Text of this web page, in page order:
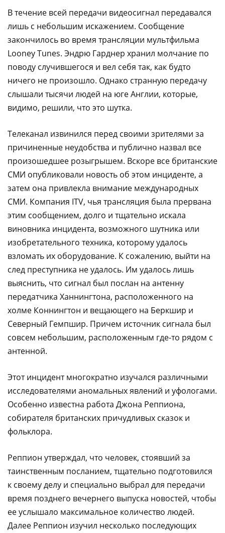
В течение всей передачи видеосигнал передавался
лишь с небольшим искажением. Сообщение
закончилось во время трансляции мультфильма
Looney Tunes. Эндрю Гарднер хранил молчание по
поводу случившегося и вел себя так, как будто
ничего не произошло. Однако странную передачу
слышали тысячи людей на юге Англии, которые,
видимо, решили, что это шутка.
Телеканал извинился перед своими зрителями за
причиненные неудобства и публично назвал все
произошедшее розыгрышем. Вскоре все британские
СМИ опубликовали новость об этом инциденте, а
затем она привлекла внимание международных
СМИ. Компания ITV, чья трансляция была прервана
этим сообщением, долго и тщательно искала
виновника инцидента, возможного шутника или
изобретательного техника, которому удалось
взломать их оборудование. К сожалению, выйти на
след преступника не удалось. Им удалось лишь
выяснить, что сигнал был послан на антенну
передатчика Ханнингтона, расположенного на
холме Коннингтон и вещающего на Беркшир и
Северный Гемпшир. Причем источник сигнала был
совсем небольшим, расположенным где-то рядом с
антенной.
Этот инцидент многократно изучался различными
исследователями аномальных явлений и уфологами.
Особенно известна работа Джона Реппиона,
собирателя британских причудливых сказок и
фольклора.
Реппион утверждал, что человек, стоявший за
таинственным посланием, тщательно подготовился
к своему делу и специально выбрал для передачи
время позднего вечернего выпуска новостей, чтобы
ее услышало максимальное количество людей.
Далее Реппион изучил несколько последующих